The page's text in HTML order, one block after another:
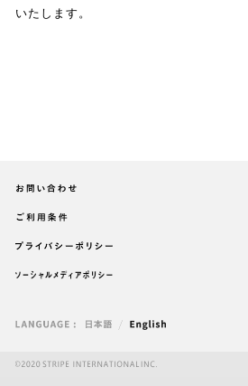
いたします 。